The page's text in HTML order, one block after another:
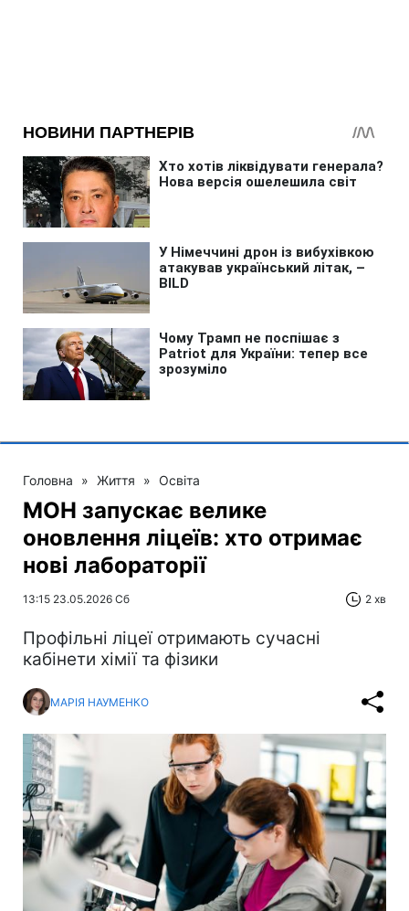
Головна » Життя » Освіта
МОН запускає велике
оновлення ліцеїв: хто отримає
нові лабораторії
13:15 23.05.2026 Сб 2 хв
Профільні ліцеї отримають сучасні
кабінети хімії та фізики
МАРІЯ НАУМЕНКО